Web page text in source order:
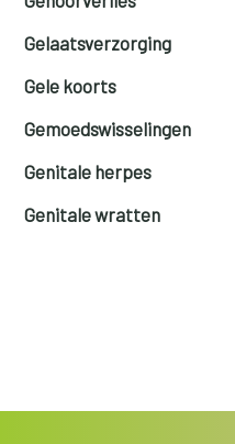
Gelaatsverzorging
Gele koorts
Gemoedswisselingen
Genitale herpes
Genitale wratten